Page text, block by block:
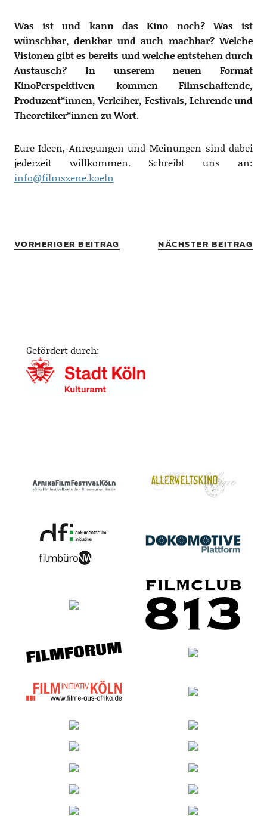
Was ist und kann das Kino noch? Was ist
wünschbar, denkbar und auch machbar? Welche
Visionen gibt es bereits und welche entstehen durch
Austausch? In unserem neuen Format
KinoPerspektiven kommen Filmschaffende,
Produzent*innen, Verleiher, Festivals, Lehrende und
Theoretiker*innen zu Wort.
Eure Ideen, Anregungen und Meinungen sind dabei
jederzeit willkommen. Schreibt uns an:
info@filmszene.koeln
VORHERIGER BEITRAG NÄCHSTER BEITRAG
Gefördert durch: